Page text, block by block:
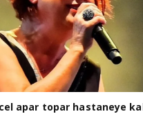
apar topar hastaneye